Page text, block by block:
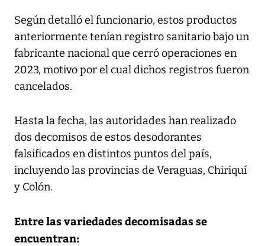
Según detalló el funcionario, estos productos
anteriormente tenían registro sanitario bajo un
fabricante nacional que cerró operaciones en
2023, motivo por el cual dichos registros fueron
cancelados.
Hasta la fecha, las autoridades han realizado
dos decomisos de estos desodorantes
falsificados en distintos puntos del país,
incluyendo las provincias de Veraguas, Chiriquí
y Colón.
Entre las variedades decomisadas se
encuentran: